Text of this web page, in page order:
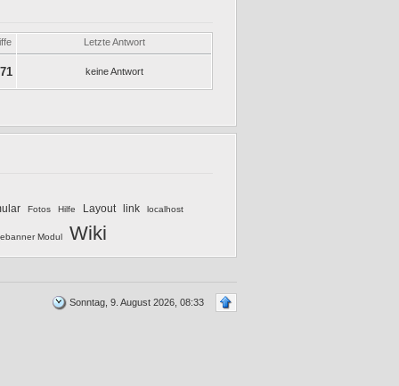
Letzte Antwort
keine Antwort
Fotos Hilfe Layout link localhost
Modul Wiki
Sonntag, 9. August 2026, 08:33